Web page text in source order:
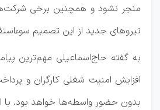
منجر نشود و همچنین برخی شرکت‌ها
نیرو‌های جدید از این تصمیم
به گفته حاج‌اسماعیلی مهم‌ترین
افزایش امنیت شغلی کارگران و
بدون حضور واسطه‌ها خواهد بود. با